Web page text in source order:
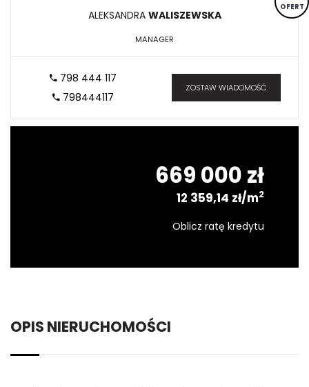
OFERT
ALEKSANDRA WALISZEWSKA
MANAGER
798 444 117
798444117
ZOSTAW WIADOMOŚĆ
669 000 zł
12 359,14 zł/m2
Oblicz ratę kredytu
OPIS NIERUCHOMOŚCI